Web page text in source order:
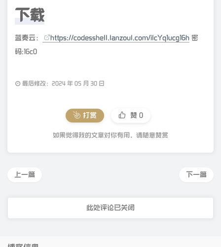
下载
蓝奏云： https://codesshell.lanzoul.com/ilcYq1ucg16h 密
码:16c0
最后修改：2024 年 05 月 30 日
打赏 赞 0
如果觉得我的文章对你有用，请随意赞赏
下一篇
上一篇
此处评论已关闭